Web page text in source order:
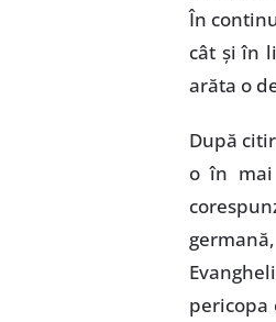
În
cât şi în
arăta o
După
o în
pericopa